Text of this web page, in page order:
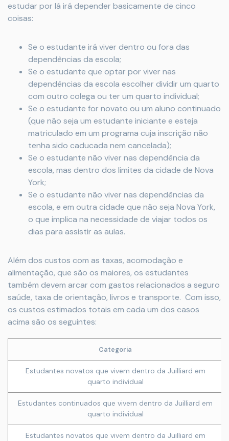
estudar por lá irá depender basicamente de cinco
coisas:
Se o estudante irá viver dentro ou fora das
dependências da escola;
Se o estudante que optar por viver nas
dependências da escola escolher dividir um quarto
com outro colega ou ter um quarto individual;
Se o estudante for novato ou um aluno continuado
(que não seja um estudante iniciante e esteja
matriculado em um programa cuja inscrição não
tenha sido caducada nem cancelada);
Se o estudante não viver nas dependência da
escola, mas dentro dos limites da cidade de Nova
York;
Se o estudante não viver nas dependências da
escola, e em outra cidade que não seja Nova York,
o que implica na necessidade de viajar todos os
dias para assistir as aulas.
Além dos custos com as taxas, acomodação e
alimentação, que são os maiores, os estudantes
também devem arcar com gastos relacionados a seguro
saúde, taxa de orientação, livros e transporte. Com isso,
os custos estimados totais em cada um dos casos
acima são os seguintes:
Categoria
Estudantes novatos que vivem dentro da Juilliard em
quarto individual
Estudantes continuados que vivem dentro da Juilliard em
quarto individual
Estudantes novatos que vivem dentro da Juilliard em